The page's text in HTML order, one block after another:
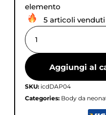
elemento
5 articoli
Aggiungi al
SKU: icdDAP04
Categories: Body da